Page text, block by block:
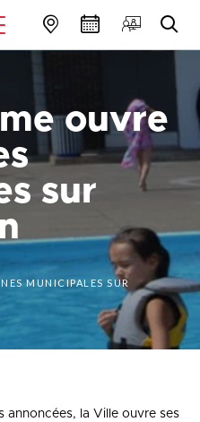
ouvre
sur
MUNICIPALES SUR
annoncées, la Ville ouvre ses